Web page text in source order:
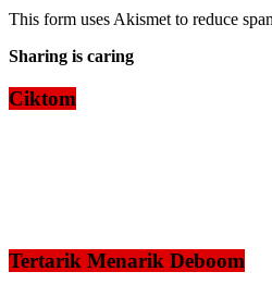
This form uses Akismet to reduce
Sharing is caring
Ciktom
Tertarik Menarik Deboom